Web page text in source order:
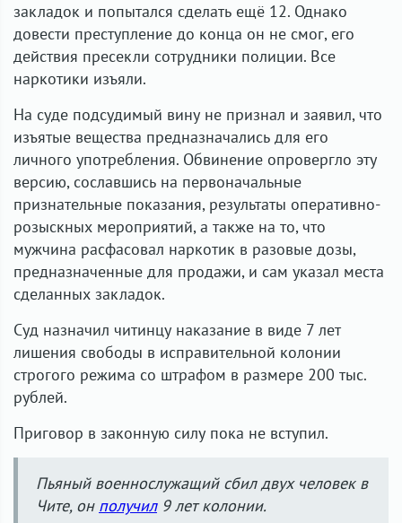
закладок и попытался сделать ещё 12. Однако
довести преступление до конца он не смог, его
действия пресекли сотрудники полиции. Все
наркотики изъяли.
На суде подсудимый вину не признал и заявил, что
изъятые вещества предназначались для его
личного употребления. Обвинение опровергло эту
версию, сославшись на первоначальные
признательные показания, результаты оперативно-
розыскных мероприятий, а также на то, что
мужчина расфасовал наркотик в разовые дозы,
предназначенные для продажи, и сам указал места
сделанных закладок.
Суд назначил читинцу наказание в виде 7 лет
лишения свободы в исправительной колонии
строгого режима со штрафом в размере 200 тыс.
рублей.
Приговор в законную силу пока не вступил.
Пьяный военнослужащий сбил двух человек в
Чите, он получил9 лет колонии.